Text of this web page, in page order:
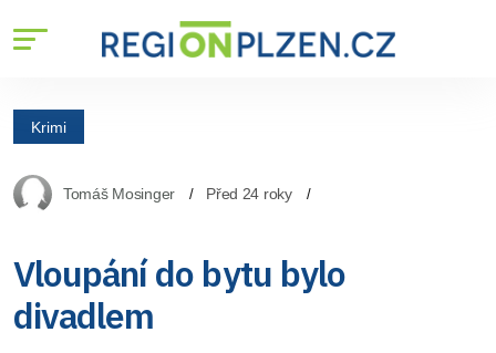
Krimi
Tomáš Mosinger Před 24 roky
Vloupání do bytu bylo
divadlem